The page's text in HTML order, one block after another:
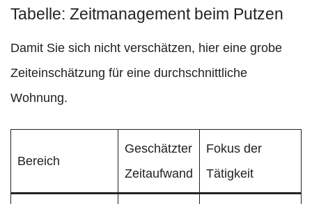
Tabelle: Zeitmanagement beim Putzen
Damit Sie sich nicht verschätzen, hier eine grobe
Zeiteinschätzung für eine durchschnittliche
Wohnung.
Bereich
Geschätzter
Zeitaufwand
Fokus der
Tätigkeit